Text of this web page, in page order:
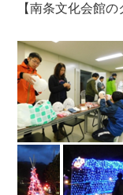
【南条文化会館